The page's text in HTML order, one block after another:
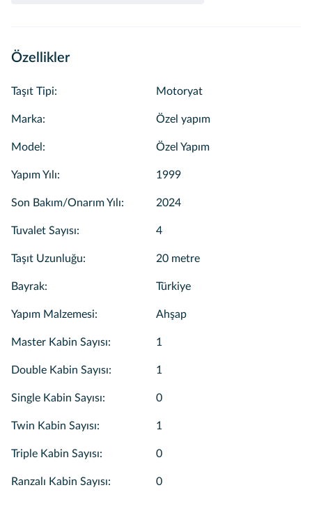
Özellikler
Taşıt Tipi: Motoryat
Marka: Özel yapım
Model : Özel Yapım
Yapım Yılı: 1999
Son Bakım/Onarım Yılı: 2024
Tuvalet Sayısı: 4
Taşıt Uzunluğu: 20 metre
Bayrak: Türkiye
Yapım Malzemesi: Ahşap
Master Kabin Sayısı: 1
Double Kabin Sayısı: 1
Single Kabin Sayısı: 0
Twin Kabin Sayısı: 1
Triple Kabin Sayısı: 0
Ranzalı Kabin Sayısı: 0